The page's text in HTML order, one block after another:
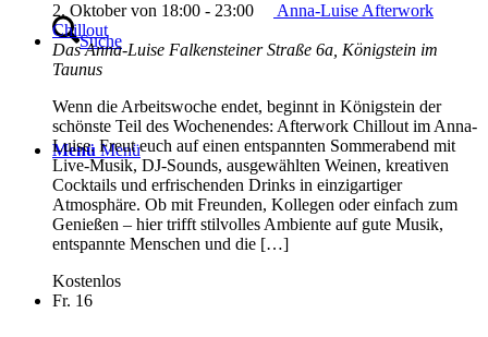
Suche
Menü Menü
2. Oktober von 18:00 - 23:00
Anna-Luise Afterwork
Chillout
Das Anna-Luise Falkensteiner Straße 6a, Königstein im
Taunus
Wenn die Arbeitswoche endet, beginnt in Königstein der
schönste Teil des Wochenendes: Afterwork Chillout im Anna-
Luise. Freut euch auf einen entspannten Sommerabend mit
Live-Musik, DJ-Sounds, ausgewählten Weinen, kreativen
Cocktails und erfrischenden Drinks in einzigartiger
Atmosphäre. Ob mit Freunden, Kollegen oder einfach zum
Genießen – hier trifft stilvolles Ambiente auf gute Musik,
entspannte Menschen und die […]
Kostenlos
Fr. 16